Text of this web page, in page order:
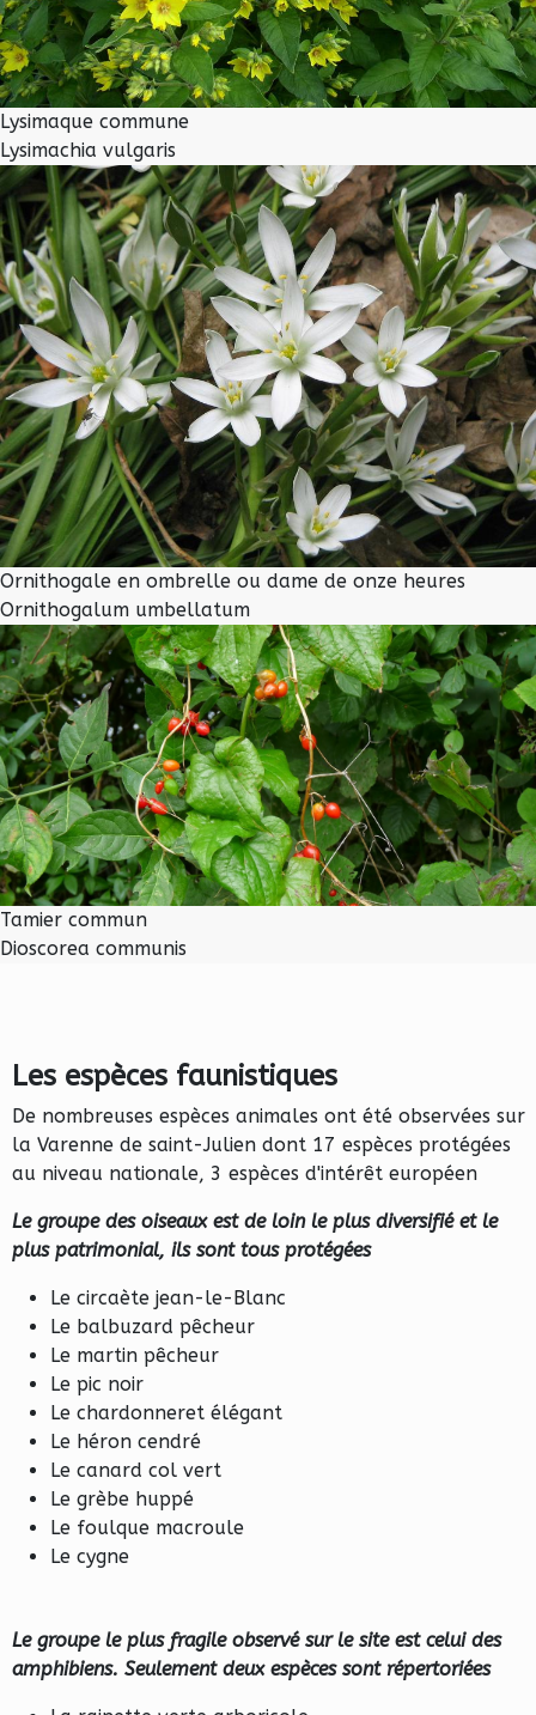
Lysimaque commune
Lysimachia vulgaris
Ornithogale en ombrelle ou dame de onze heures
Ornithogalum umbellatum
Tamier commun
Dioscorea communis
Les espèces faunistiques
De nombreuses espèces animales ont été observées sur
la Varenne de saint-Julien dont 17 espèces protégées
au niveau nationale, 3 espèces d'intérêt européen
Le groupe des oiseaux est de loin le plus diversifié et le
plus patrimonial, ils sont tous protégées
Le circaète jean-le-Blanc
Le balbuzard pêcheur
Le martin pêcheur
Le pic noir
Le chardonneret élégant
Le héron cendré
Le canard col vert
Le grèbe huppé
Le foulque macroule
Le cygne
Le groupe le plus fragile observé sur le site est celui des
amphibiens. Seulement deux espèces sont répertoriées